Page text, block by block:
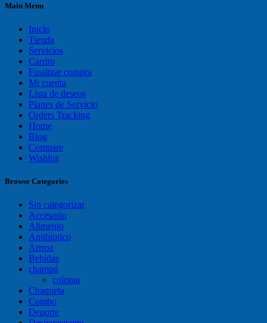
Main Menu
Inicio
Tienda
Servicios
Carrito
Finalizar compra
Mi cuenta
Lista de deseos
Planes de Servicio
Orders Tracking
Home
Blog
Compare
Wishlist
Browse Categories
Sin categorizar
Accesorio
Alimento
Antibiotico
Arrroz
Bebidas
champú
colonia
Chaqueta
Combo
Deporte